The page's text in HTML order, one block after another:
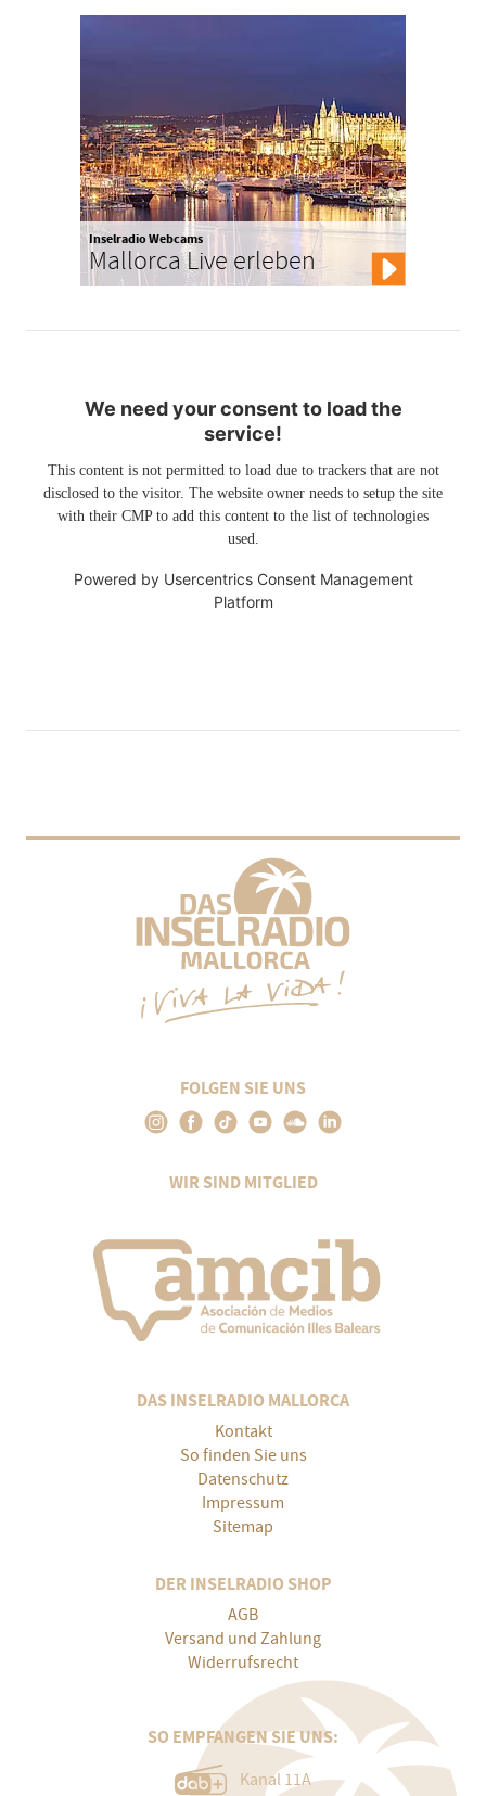
Inselradio Webcams
Mallorca Live erleben
We need your consent to load the
service!
This content is not permitted to load due to trackers that are not
disclosed to the visitor. The website owner needs to setup the site
with their CMP to add this content to the list of technologies
used.
Powered by Usercentrics Consent Management
Platform
FOLGEN SIE UNS
WIR SIND MITGLIED
DAS INSELRADIO MALLORCA
Kontakt
So finden Sie uns
Datenschutz
Impressum
Sitemap
DER INSELRADIO SHOP
AGB
Versand und Zahlung
Widerrufsrecht
SO EMPFANGEN SIE UNS:
Kanal 11A